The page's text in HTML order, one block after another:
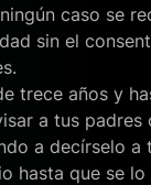
caso se
sin el
trece años y
a tus
a decírselo a
hasta que se lo